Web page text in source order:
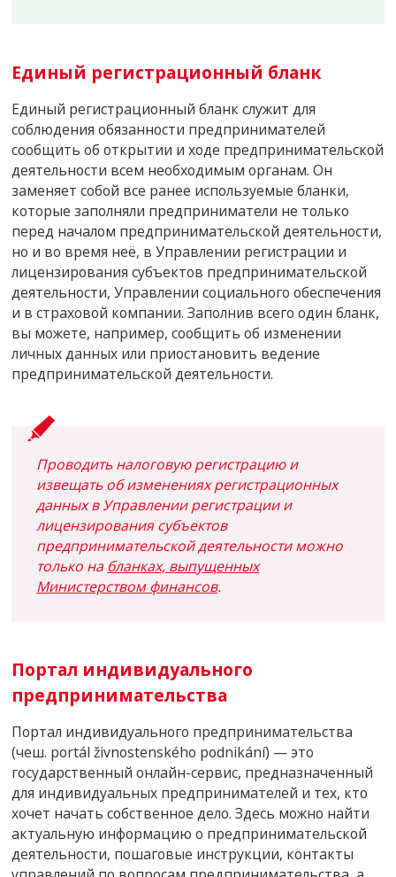
Единый регистрационный бланк
Единый регистрационный бланк служит для
соблюдения обязанности предпринимателей
сообщить об открытии и ходе предпринимательской
деятельности всем необходимым органам. Он
заменяет собой все ранее используемые бланки,
которые заполняли предприниматели не только
перед началом предпринимательской деятельности,
но и во время неё, в Управлении регистрации и
лицензирования субъектов предпринимательской
деятельности, Управлении социального обеспечения
и в страховой компании. Заполнив всего один бланк,
вы можете, например, сообщить об изменении
личных данных или приостановить ведение
предпринимательской деятельности.
Проводить налоговую регистрацию и
извещать об изменениях регистрационных
данных в Управлении регистрации и
лицензирования субъектов
предпринимательской деятельности можно
только на бланках, выпущенных
Министерством финансов.
Портал индивидуального
предпринимательства
Портал индивидуального предпринимательства
(чеш. portál živnostenského podnikání) — это
государственный онлайн-сервис, предназначенный
для индивидуальных предпринимателей и тех, кто
хочет начать собственное дело. Здесь можно найти
актуальную информацию о предпринимательской
деятельности, пошаговые инструкции, контакты